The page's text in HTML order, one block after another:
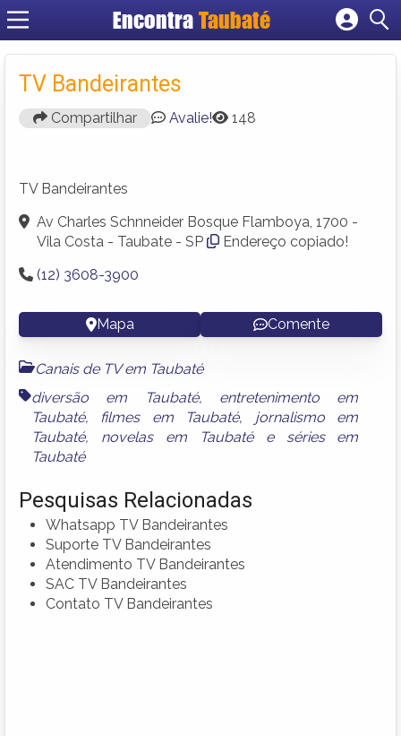
EncontraTaubaté
Cadastrar empresa
TV Bandeirantes
Compartilhar Avalie! 148
TV Bandeirantes
Av Charles Schnneider Bosque Flamboya, 1700 -
Vila Costa - Taubate - SP
Endereço copiado!
(12) 3608-3900
Mapa Comente
Canais de TV em Taubaté
diversão em Taubaté, entretenimento em
Taubaté, filmes em Taubaté, jornalismo em
Taubaté, novelas em Taubatée séries em
Taubaté
Pesquisas Relacionadas
Whatsapp TV Bandeirantes
Suporte TV Bandeirantes
Atendimento TV Bandeirantes
SAC TV Bandeirantes
Contato TV Bandeirantes